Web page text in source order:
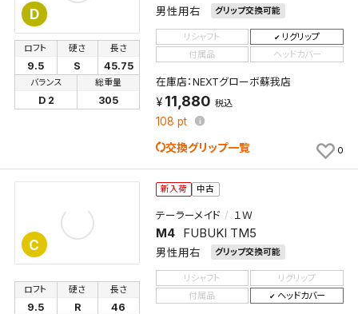
D 男性用右 グリップ交換可能
ロフト
9.5
硬さ
S
長さ
45.75
バランス
D 2
総重量
305
リシャフト
リグリップ
付属品
ヘッドカバー
在庫店：NEXTグローボ蘇我店
11,880 税込
108 pt
交換グリップ一覧 0
C
新入荷 中古
テーラーメイド １Ｗ
M4 FUBUKI TM5
男性用右 グリップ交換可能
ロフト
9.5
硬さ
R
長さ
46
リシャフト
リグリップ
付属品
ヘッドカバー